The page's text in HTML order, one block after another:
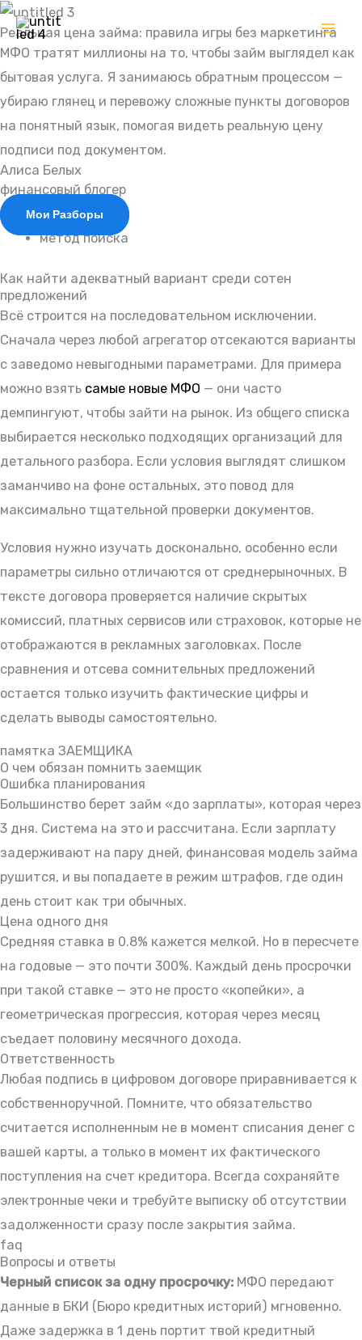
Перейти
к
содержимому
Реальная цена займа: правила игры без маркетинга
МФО тратят миллионы на то, чтобы займ выглядел как
бытовая услуга. Я занимаюсь обратным процессом —
убираю глянец и перевожу сложные пункты договоров
на понятный язык, помогая видеть реальную цену
подписи под документом.
Алиса Белых
финансовый блогер
Мои Разборы
метод поиска
Как найти адекватный вариант среди сотен
предложений
Всё строится на последовательном исключении.
Сначала через любой агрегатор отсекаются варианты
с заведомо невыгодными параметрами. Для примера
можно взять самые новые МФО — они часто
демпингуют, чтобы зайти на рынок. Из общего списка
выбирается несколько подходящих организаций для
детального разбора. Если условия выглядят слишком
заманчиво на фоне остальных, это повод для
максимально тщательной проверки документов.
Условия нужно изучать досконально, особенно если
параметры сильно отличаются от среднерыночных. В
тексте договора проверяется наличие скрытых
комиссий, платных сервисов или страховок, которые не
отображаются в рекламных заголовках. После
сравнения и отсева сомнительных предложений
остается только изучить фактические цифры и
сделать выводы самостоятельно.
памятка ЗАЕМЩИКА
О чем обязан помнить заемщик
Ошибка планирования
Большинство берет займ «до зарплаты», которая через
3 дня. Система на это и рассчитана. Если зарплату
задерживают на пару дней, финансовая модель займа
рушится, и вы попадаете в режим штрафов, где один
день стоит как три обычных.
Цена одного дня
Средняя ставка в 0.8% кажется мелкой. Но в пересчете
на годовые — это почти 300%. Каждый день просрочки
при такой ставке — это не просто «копейки», а
геометрическая прогрессия, которая через месяц
съедает половину месячного дохода.
Ответственность
Любая подпись в цифровом договоре приравнивается к
собственноручной. Помните, что обязательство
считается исполненным не в момент списания денег с
вашей карты, а только в момент их фактического
поступления на счет кредитора. Всегда сохраняйте
электронные чеки и требуйте выписку об отсутствии
задолженности сразу после закрытия займа.
faq
Вопросы и ответы
Черный список за одну просрочку: МФО передают
данные в БКИ (Бюро кредитных историй) мгновенно.
Даже задержка в 1 день портит твой кредитный